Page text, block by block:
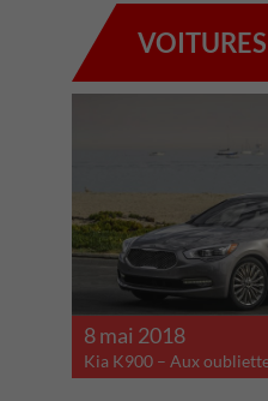
8 mai 2018
Kia K900 – Aux